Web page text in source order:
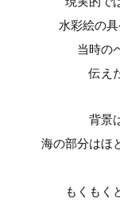
水彩絵の
当時の
伝え
背景
海の部分はほ
もくもく